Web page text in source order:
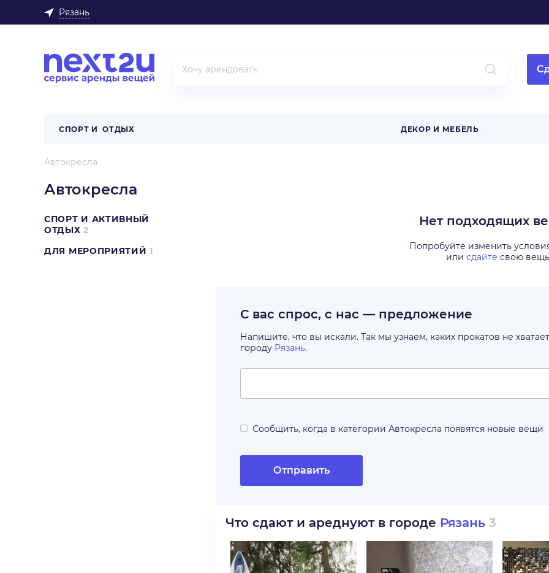
Рязань
СПОРТ И ОТДЫХ ДЕКОР И МЕБЕЛЬ
Автокресла
Автокресла
СПОРТ И АКТИВНЫЙ
ОТДЫХ 2
ДЛЯ МЕРОПРИЯТИЙ 1
Нет подходящих
Попробуйте изменить
или сдайте свою вещь
С вас спрос, с нас — предложение
Напишите, что вы искали. Так мы узнаем, каких прокатов не хватает
городу Рязань.
Сообщить, когда в категории Автокресла появятся новые вещи
Отправить
Что сдают и ареднуют в городе Рязань 3